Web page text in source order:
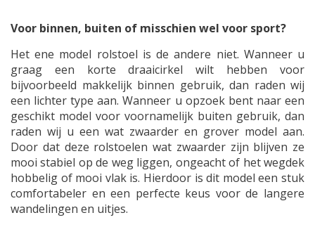
Voor binnen, buiten of misschien wel voor sport?
Het ene model rolstoel is de andere niet. Wanneer u
graag een korte draaicirkel wilt hebben voor
bijvoorbeeld makkelijk binnen gebruik, dan raden wij
een lichter type aan. Wanneer u opzoek bent naar een
geschikt model voor voornamelijk buiten gebruik, dan
raden wij u een wat zwaarder en grover model aan.
Door dat deze rolstoelen wat zwaarder zijn blijven ze
mooi stabiel op de weg liggen, ongeacht of het wegdek
hobbelig of mooi vlak is. Hierdoor is dit model een stuk
comfortabeler en een perfecte keus voor de langere
wandelingen en uitjes.